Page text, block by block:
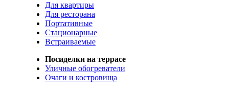
Для квартиры
Для ресторана
Портативные
Стационарные
Встраиваемые
Посиделки на террасе
Уличные обогреватели
Очаги и костровища